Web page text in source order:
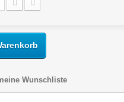
Wunschliste